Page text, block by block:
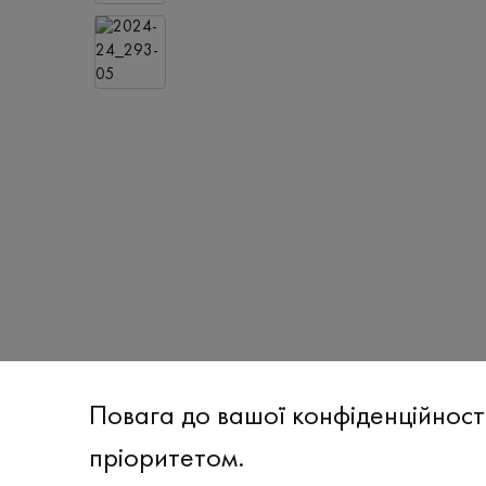
Повага до вашої
пріоритетом.